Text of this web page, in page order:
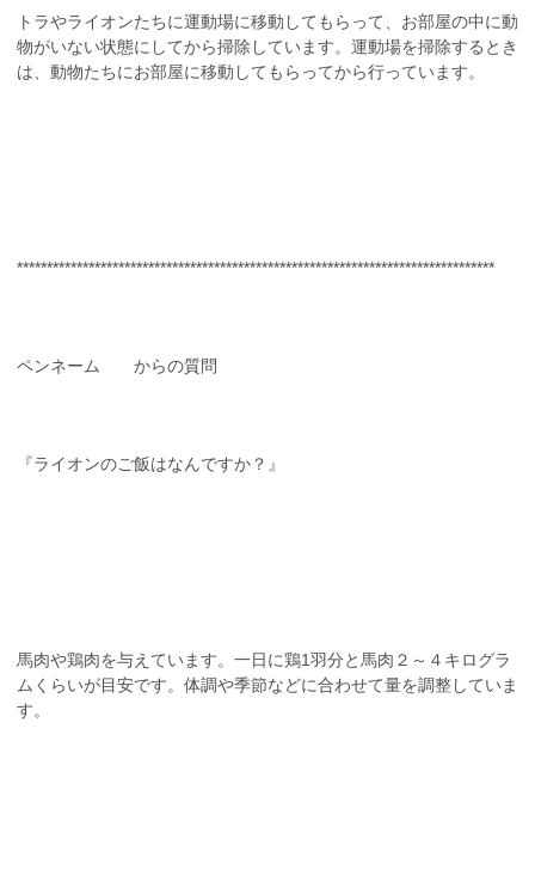
トラやライオンたちに運動場に移動してもらって、お部屋の中に動
物がいない状態にしてから掃除しています。運動場を掃除するとき
は、動物たちにお部屋に移動してもらってから行っています。
********************************************************************************
ペンネーム からの質問
『ライオンのご飯はなんですか？』
馬肉や鶏肉を与えています。一日に鶏1羽分と馬肉２～４キログラ
ムくらいが目安です。体調や季節などに合わせて量を調整していま
す。